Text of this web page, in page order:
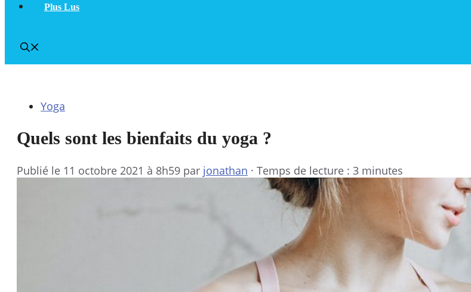
Plus Lus
Yoga
Quels sont les bienfaits du yoga ?
Publié le 11 octobre 2021 à 8h59 par jonathan · Temps de lecture : 3 minutes